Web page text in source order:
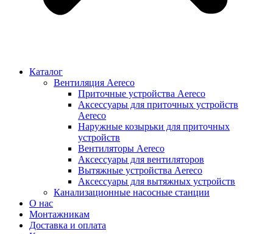
Каталог
Вентиляция Aereco
Приточные устройства Aereco
Аксессуары для приточных устройств
Aereco
Наружные козырьки для приточных
устройств
Вентиляторы Aereco
Аксессуары для вентиляторов
Вытяжные устройства Aereco
Аксессуары для вытяжных устройств
Канализационные насосные станции
О нас
Монтажникам
Доставка и оплата